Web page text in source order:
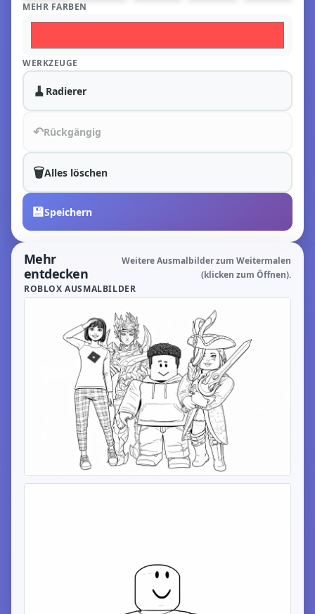
MEHR FARBEN
WERKZEUGE
🧹 Radierer
↶Rückgängig
🗑️Alles löschen
💾Speichern
Mehr
entdecken
Weitere Ausmalbilder zum Weitermalen
(klicken zum Öffnen).
ROBLOX AUSMALBILDER